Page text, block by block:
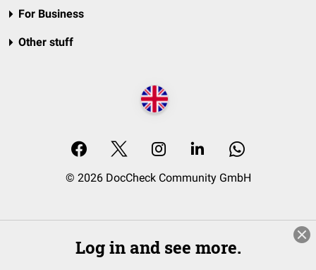
For Business
Other stuff
© 2026 DocCheck Community GmbH
Log in and see more.